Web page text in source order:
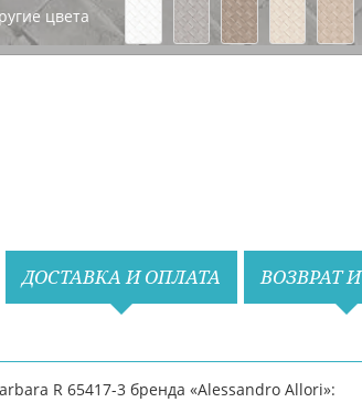
цвета
Назад
ДОСТАВКА И ОПЛАТА ВОЗВРАТ
R 65417-3 бренда «Alessandro Allori»: